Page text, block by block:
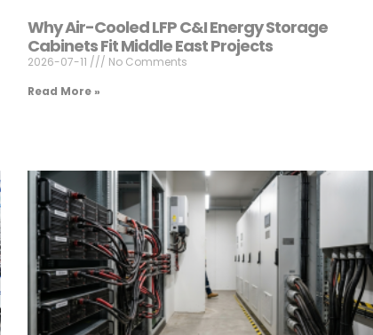
Why Air-Cooled LFP C&I Energy Storage
Cabinets Fit Middle East Projects
2026-07-11
No Comments
Read More »